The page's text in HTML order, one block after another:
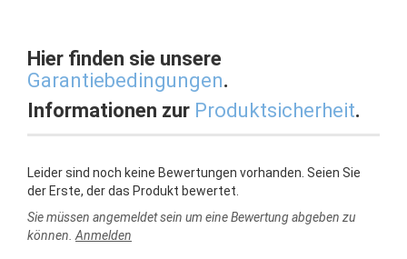
Hier finden sie unsere
Garantiebedingungen.
Informationen zur Produktsicherheit.
Leider sind noch keine Bewertungen vorhanden. Seien Sie
der Erste, der das Produkt bewertet.
Sie müssen angemeldet sein um eine Bewertung abgeben zu
können.Anmelden